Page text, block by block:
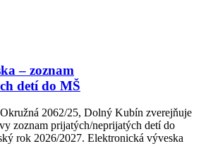
– zoznam
detí do MŠ
2062/25, Dolný Kubín zverejňuje
zoznam prijatých/neprijatých detí do
rok 2026/2027. Elektronická výveska